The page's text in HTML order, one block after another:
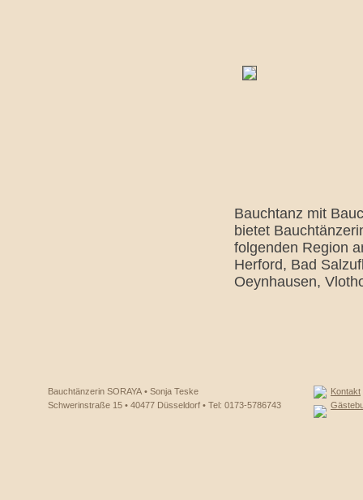
Bauchtanz mit
bietet
folgenden Region
Herford, Bad
Oeynhausen,
Bauchtänzerin SORAYA • Sonja Teske
Schwerinstraße 15 • 40477 Düsseldorf • Tel: 0173-5786743
Kontakt